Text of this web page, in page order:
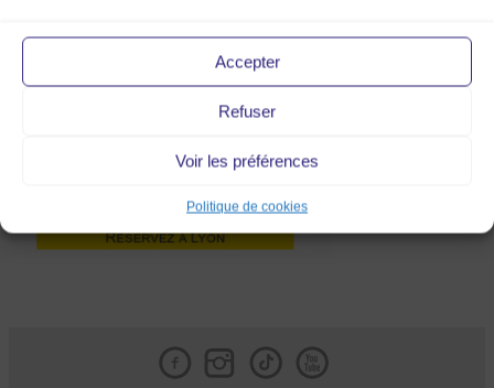
Accepter
Refuser
Voir les préférences
Politique de cookies
billetterie lyon